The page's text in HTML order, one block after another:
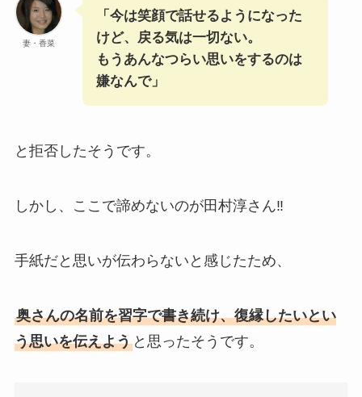
妻・香菜
「今は笑顔で話せるようになった
けど、戻る気は一切ない。
もうあんなつらい思いをするのは
嫌なんで」
と拒否したそうです。
しかし、ここで諦めないのが田村淳さん‼
手紙だと思いが伝わらないと感じたため、
奥さんの名前を習字で書き続け、復縁したいとい
う思いを伝えようと思ったそうです。